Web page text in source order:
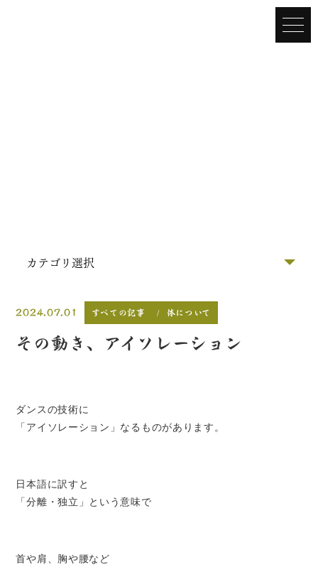
2024.07.01 すべての記事 体について
その動き、アイソレーション
ダンスの技術に
「アイソレーション」なるものがあります。
日本語に訳すと
「分離・独立」という意味で
首や肩、胸や腰など